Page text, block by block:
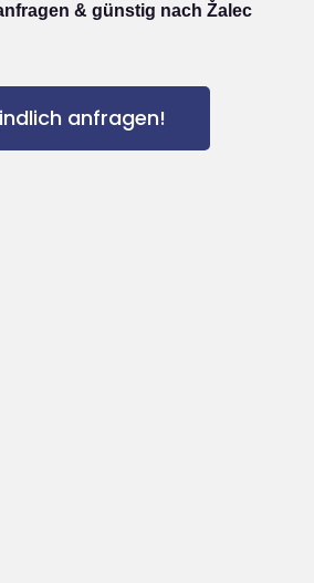
& günstig nach Žalec
anfragen!